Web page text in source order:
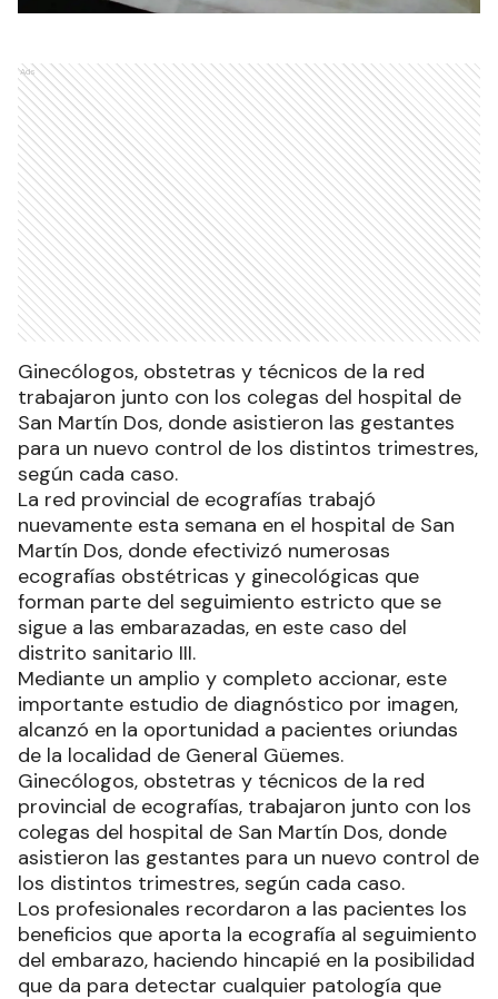
Ads
Ginecólogos, obstetras y técnicos de la red
trabajaron junto con los colegas del hospital de
San Martín Dos, donde asistieron las gestantes
para un nuevo control de los distintos trimestres,
según cada caso.
La red provincial de ecografías trabajó
nuevamente esta semana en el hospital de San
Martín Dos, donde efectivizó numerosas
ecografías obstétricas y ginecológicas que
forman parte del seguimiento estricto que se
sigue a las embarazadas, en este caso del
distrito sanitario III.
Mediante un amplio y completo accionar, este
importante estudio de diagnóstico por imagen,
alcanzó en la oportunidad a pacientes oriundas
de la localidad de General Güemes.
Ginecólogos, obstetras y técnicos de la red
provincial de ecografías, trabajaron junto con los
colegas del hospital de San Martín Dos, donde
asistieron las gestantes para un nuevo control de
los distintos trimestres, según cada caso.
Los profesionales recordaron a las pacientes los
beneficios que aporta la ecografía al seguimiento
del embarazo, haciendo hincapié en la posibilidad
que da para detectar cualquier patología que